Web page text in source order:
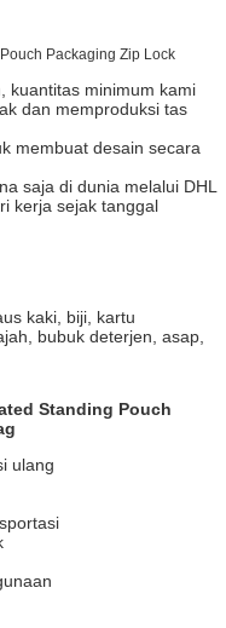
Packaging Zip Lock
kuantitas minimum kami
dan memproduksi tas
membuat desain secara
saja di dunia melalui DHL
kerja sejak tanggal
kaki, biji, kartu
bubuk deterjen, asap,
Standing Pouch
ulang